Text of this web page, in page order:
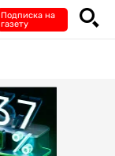
Подписка на
газету